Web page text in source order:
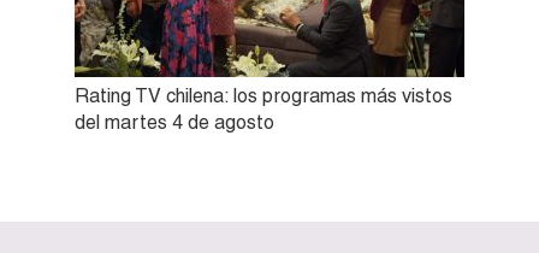
Rating TV chilena: los programas más vistos
del martes 4 de agosto